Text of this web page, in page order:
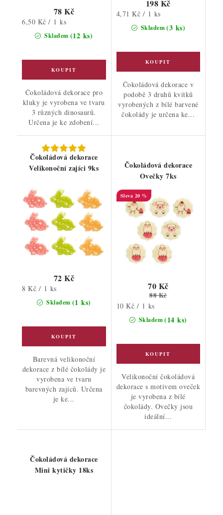
Skladem (12 ks)
78 Kč
Měrná
cena:
6,50 Kč / 1 ks
Čokoládová dekorace pro
kluky je vyrobena ve tvaru
3 různých dinosaurů.
Určena je ke zdobení...
Skladem(3 ks)
198 Kč
Měrná
4,71 Kč / 1 ks
Čokoládová dekorace v
podobě 3 druhů kvítků
vyrobených z bílé barvené
čokolády je určena ke...
Čokoládová dekorace
Velikonoční zajíci 9ks
Skladem (1 ks)
72 Kč
Měrná
8 Kč / 1 ks
Barevná velikonoční
dekorace z bílé čokolády je
vyrobena ve tvaru
barevných zajíců. Určena
je ke...
Čokoládová dekorace
Ovečky 7ks
20 %
Skladem(14 ks)
70 Kč
88 Kč
Měrná
cena:
10 Kč / 1 ks
Velikonoční čokoládová
dekorace s motivem oveček
je vyrobena z bílé
čokolády. Ovečky jsou
ideální...
Čokoládová dekorace
Mini kytičky 18ks